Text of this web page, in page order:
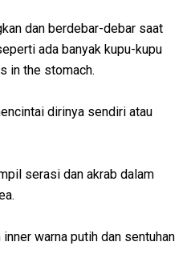
dan berdebar-debar saat
ada banyak kupu-kupu
in the stomach.
dirinya sendiri atau
serasi dan akrab dalam
warna putih dan sentuhan